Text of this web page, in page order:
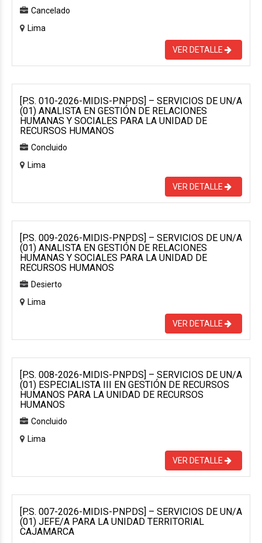
Cancelado
Lima
VER DETALLE
[P.S. 010-2026-MIDIS-PNPDS] – SERVICIOS DE UN/A
(01) ANALISTA EN GESTIÓN DE RELACIONES
HUMANAS Y SOCIALES PARA LA UNIDAD DE
RECURSOS HUMANOS
Concluido
Lima
VER DETALLE
[P.S. 009-2026-MIDIS-PNPDS] – SERVICIOS DE UN/A
(01) ANALISTA EN GESTIÓN DE RELACIONES
HUMANAS Y SOCIALES PARA LA UNIDAD DE
RECURSOS HUMANOS
Desierto
Lima
VER DETALLE
[P.S. 008-2026-MIDIS-PNPDS] – SERVICIOS DE UN/A
(01) ESPECIALISTA III EN GESTIÓN DE RECURSOS
HUMANOS PARA LA UNIDAD DE RECURSOS
HUMANOS
Concluido
Lima
VER DETALLE
[P.S. 007-2026-MIDIS-PNPDS] – SERVICIOS DE UN/A
(01) JEFE/A PARA LA UNIDAD TERRITORIAL
CAJAMARCA